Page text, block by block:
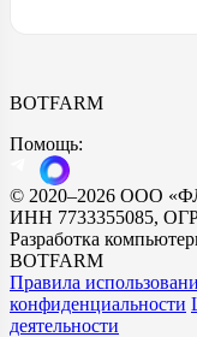
BOTFARM
Помощь:
© 2020–2026 ООО
ИНН 7733355085,
Разработка
BOTFARM
Правила
конфиденциальности
деятельности